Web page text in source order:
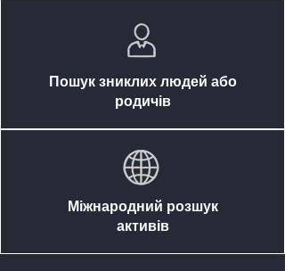
Пошук зниклих людей або
родичів
Міжнародний розшук
активів